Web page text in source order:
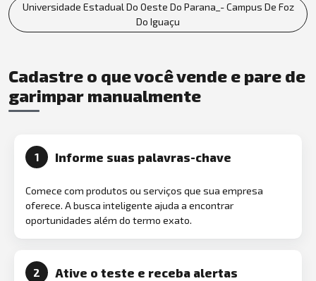
Universidade Estadual Do Oeste Do Parana_- Campus De Foz
Do Iguaçu
Cadastre o que você vende e pare de
garimpar manualmente
1 Informe suas palavras-chave
Comece com produtos ou serviços que sua empresa
oferece. A busca inteligente ajuda a encontrar
oportunidades além do termo exato.
2 Ative o teste e receba alertas